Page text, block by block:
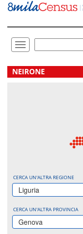
Vai
direttamente
Toggle
navigation
.
NEIRONE
CERCA UN'ALTRA REGIONE
Liguria
CERCA UN'ALTRA PROVINCIA
Genova